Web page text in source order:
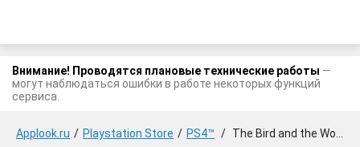
Внимание! Проводятся плановые технические работы —
могут наблюдаться ошибки в работе некоторых функций
сервиса.
Applook.ru / Playstation Store / PS4™ / The Bird and the Worm - The Used